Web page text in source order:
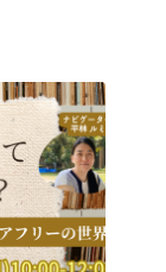
ぜひお聞